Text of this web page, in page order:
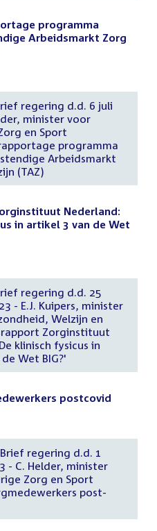
programma
Arbeidsmarkt Zorg
regering d.d. 6 juli
minister voor
en Sport
programma
Arbeidsmarkt
(TAZ)
Nederland:
in artikel 3 van de Wet
regering d.d. 25
- E.J. Kuipers, minister
Welzijn en
Zorginstituut
klinisch fysicus in
Wet BIG?'
postcovid
regering d.d. 1
- C. Helder, minister
Zorg en Sport
post-